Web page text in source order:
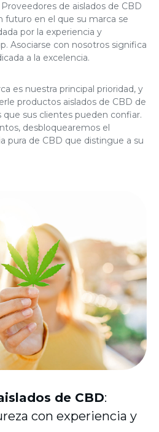
Proveedores de aislados de CBD
futuro en el que su marca se
por la experiencia y
Asociarse con nosotros significa
a la excelencia.
es nuestra principal prioridad, y
productos aislados de CBD de
que sus clientes pueden confiar.
desbloquearemos el
pura de CBD que distingue a su
de CBD:
con experiencia y